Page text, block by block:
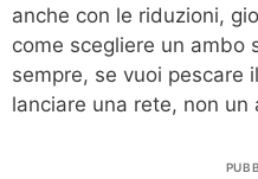
anche con le riduzioni,
come scegliere un ambo
sempre, se vuoi pescare
lanciare una rete, non un